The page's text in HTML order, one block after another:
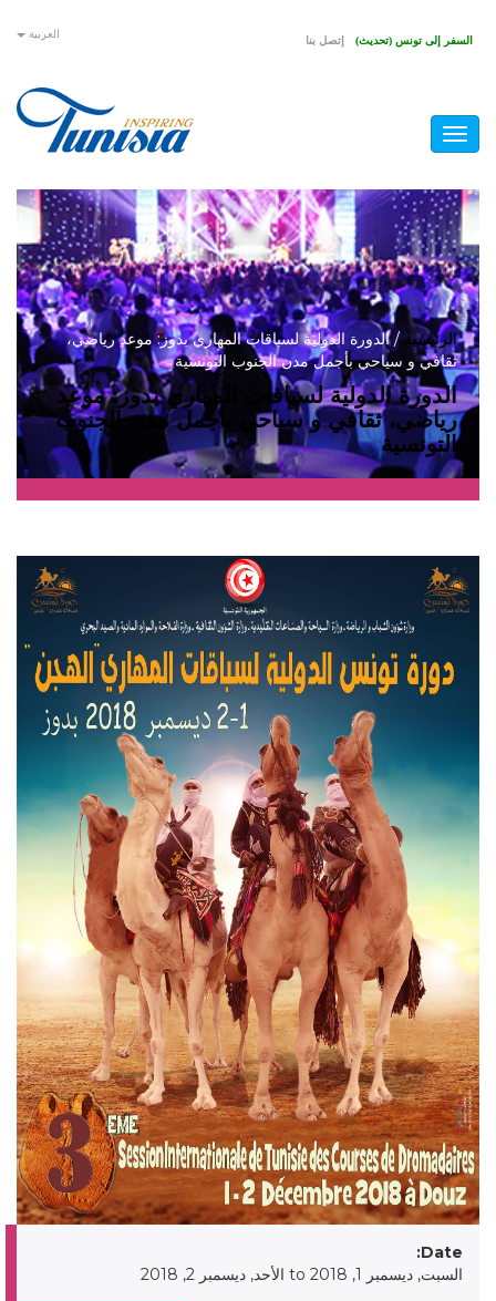
تجاوز
العربية السفر إلى تونس (تحديث) إتصل بنا
Toggle
navigation
أنت
هنا
الرئيسية / الدورة الدولية لسباقات المهاري بدوز: موعد رياضي،
ثقافي و سياحي بأجمل مدن الجنوب التونسية
الدورة الدولية لسباقات المهاري بدوز: موعد
رياضي، ثقافي و سياحي بأجمل مدن الجنوب
التونسية
Date:
السبت, ديسمبر 1, 2018
الأحد, ديسمبر 2, 2018